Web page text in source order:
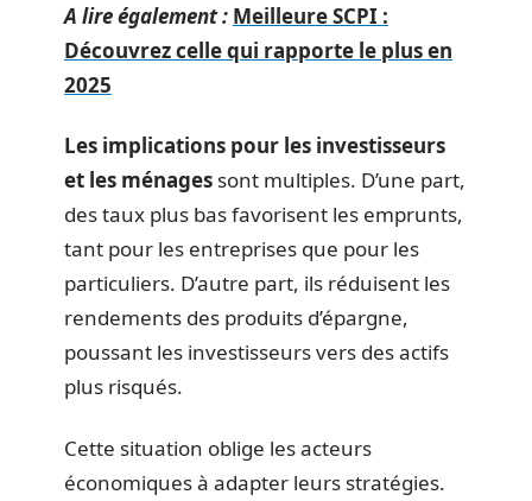
A lire également : Meilleure SCPI :
Découvrez celle qui rapporte le plus en
2025
Les implications pour les investisseurs
et les ménages sont multiples. D’une part,
des taux plus bas favorisent les emprunts,
tant pour les entreprises que pour les
particuliers. D’autre part, ils réduisent les
rendements des produits d’épargne,
poussant les investisseurs vers des actifs
plus risqués.
Cette situation oblige les acteurs
économiques à adapter leurs stratégies.